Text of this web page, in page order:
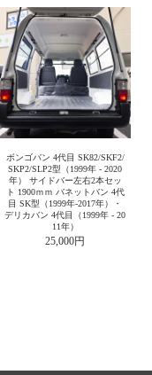
ボンゴバン 4代目 SK82/SKF2/
SKP2/SLP2型（1999年 - 2020
年） サイドバー左右2本セッ
ト 1900ｍｍ バネットバン 4代
目 SK型（1999年-2017年）・
デリカバン 4代目（1999年 - 20
11年）
25,000円